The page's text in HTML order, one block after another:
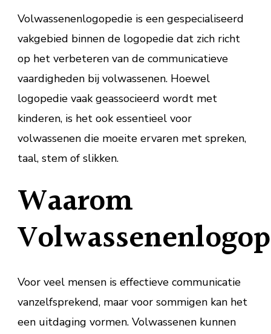
Volwassenenlogopedie is een gespecialiseerd
vakgebied binnen de logopedie dat zich richt
op het verbeteren van de communicatieve
vaardigheden bij volwassenen. Hoewel
logopedie vaak geassocieerd wordt met
kinderen, is het ook essentieel voor
volwassenen die moeite ervaren met spreken,
taal, stem of slikken.
Waarom
Voor veel mensen is effectieve communicatie
vanzelfsprekend, maar voor sommigen kan het
een uitdaging vormen. Volwassenen kunnen